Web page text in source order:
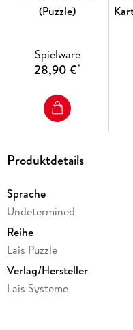
(Puzzle)
Spielware
28,90 €*
Produktdetails
Sprache
Undetermined
Reihe
Lais Puzzle
Verlag/Hersteller
Lais Systeme